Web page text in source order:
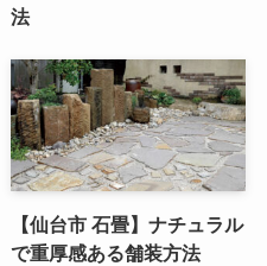
法
【仙台市 石畳】ナチュラル
で重厚感ある舗装方法